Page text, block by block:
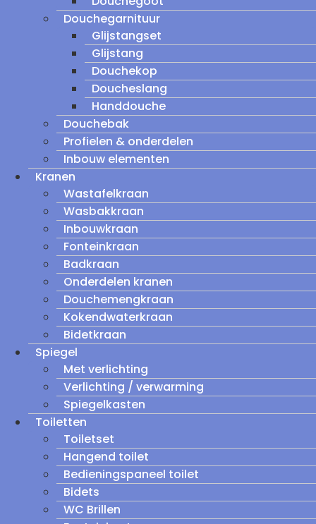
Douchegarnituur
Glijstangset
Glijstang
Douchekop
Doucheslang
Handdouche
Douchebak
Profielen & onderdelen
Inbouw elementen
Kranen
Wastafelkraan
Wasbakkraan
Inbouwkraan
Fonteinkraan
Badkraan
Onderdelen kranen
Douchemengkraan
Kokendwaterkraan
Bidetkraan
Spiegel
Met verlichting
Verlichting / verwarming
Spiegelkasten
Toiletten
Toiletset
Hangend toilet
Bedieningspaneel toilet
Bidets
WC Brillen